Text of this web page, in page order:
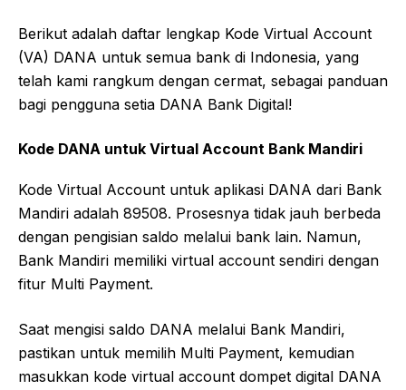
Berikut adalah daftar lengkap Kode Virtual Account
(VA) DANA untuk semua bank di Indonesia, yang
telah kami rangkum dengan cermat, sebagai panduan
bagi pengguna setia DANA Bank Digital!
Kode DANA untuk Virtual Account Bank Mandiri
Kode Virtual Account untuk aplikasi DANA dari Bank
Mandiri adalah 89508. Prosesnya tidak jauh berbeda
dengan pengisian saldo melalui bank lain. Namun,
Bank Mandiri memiliki virtual account sendiri dengan
fitur Multi Payment.
Saat mengisi saldo DANA melalui Bank Mandiri,
pastikan untuk memilih Multi Payment, kemudian
masukkan kode virtual account dompet digital DANA